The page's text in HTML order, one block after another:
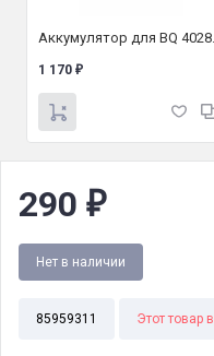
1 170 ₽
290 ₽
Нет в наличии
85959311 Этот товар